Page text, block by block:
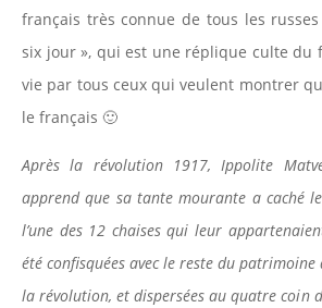
français très connue de tous les
six jour », qui est une réplique culte du
vie par tous ceux qui veulent montrer
le français 🙂
Après la révolution 1917, Ippolite
apprend que sa tante mourante a caché
l’une des 12 chaises qui leur
été confisquées avec le reste du
la révolution, et dispersées au quatre coin